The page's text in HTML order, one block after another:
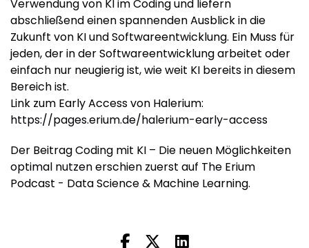
Verwendung von KI im Coding und liefern
abschließend einen spannenden Ausblick in die
Zukunft von KI und Softwareentwicklung. Ein Muss für
jeden, der in der Softwareentwicklung arbeitet oder
einfach nur neugierig ist, wie weit KI bereits in diesem
Bereich ist.
Link zum Early Access von Halerium:
https://pages.erium.de/halerium-early-access
Der BeitragCoding mit KI – Die neuen Möglichkeiten
optimal nutzenerschien zuerst auf The Erium
Podcast - Data Science & Machine Learning.